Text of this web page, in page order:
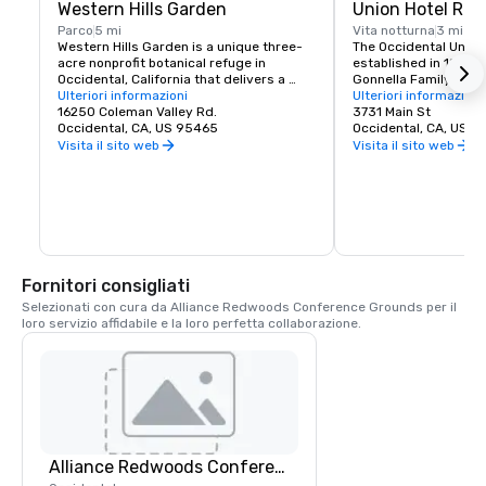
Western Hills Garden
Parco 5 mi
Western Hills Garden is a unique three-
acre nonprofit botanical refuge in
Occidental, California that delivers a
sensory explosion of textures, colors,
shapes, and sounds. It’s a stunning
example of cultivated biodiversity, home
to rare and important plant species,
Ulteriori informazioni
16250 Coleman Valley Rd.
Occidental, CA, US 95465
Visita il sito web
Union Hotel
Vita notturna 3 mi
The Occidental
established in 1879.
Gonnella Family
building houses a
room, and The
opens at 6 am every
freshly baked
beer in town. The
Ulteriori informazioni
3731 Main St
Occidental, CA, US
Visita il sito web
Fornitori consigliati
Selezionati con cura da Alliance Redwoods Conference Grounds per il
loro servizio affidabile e la loro perfetta collaborazione.
Alliance Redwoods Conference Grounds